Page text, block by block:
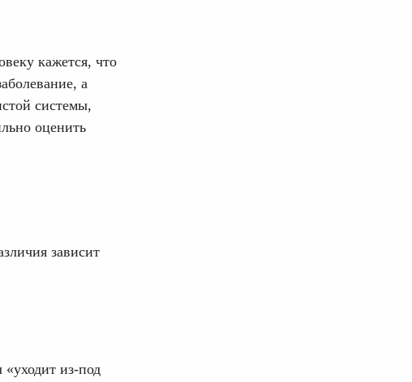
кажется, что
а
системы,
оценить
зависит
из-под